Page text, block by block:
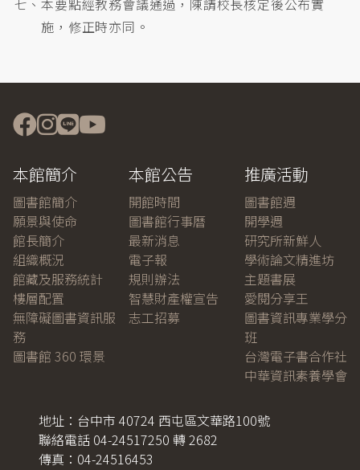
七、本要點經教務會議通過，陳請校長核定後公布實
施，修正時亦同。
本館簡介
圖書館簡介
願景與使命
館長簡介
組織概況
館藏及服務統計
樓層配置
無障礙圖書資訊服
務
圖書館 360 環景
本館公告
開館時間
圖書館行事曆
最新消息
電子報
規則辦法
智慧財產權宣告
志工招募
推廣活動
圖書館週
開學週
研究所新鮮人
學術論文精進坊
主題書展
愛閱分享王
圖書資訊專業學分
班
台灣電子書合作社
中華資訊素養學會
地址：台中市 40724 西屯區文華路100號
聯絡電話 04-24517250 轉 2682
傳真：04-24516453